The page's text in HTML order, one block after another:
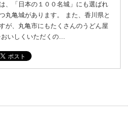
、「日本の１００名城」にも選ばれ
丸亀城があります。 また、香川県と
が、丸亀市にもたくさんのうどん屋
いしくいただくの…